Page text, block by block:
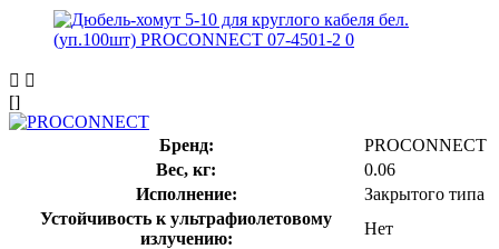
[]
Бренд:
PROCONNECT
Вес, кг:
0.06
Исполнение:
Закрытого типа
Устойчивость к ультрафиолетовому
излучению:
Нет